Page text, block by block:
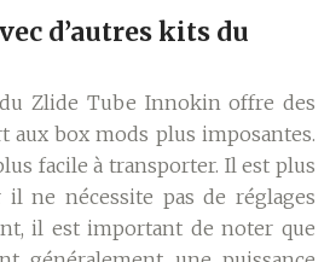
d’autres kits du
Zlide Tube Innokin offre des
aux box mods plus imposantes.
facile à transporter. Il est plus
ne nécessite pas de réglages
il est important de noter que